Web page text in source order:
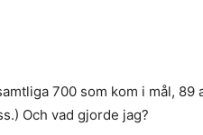
700 som kom i mål, 89
Och vad gjorde jag?